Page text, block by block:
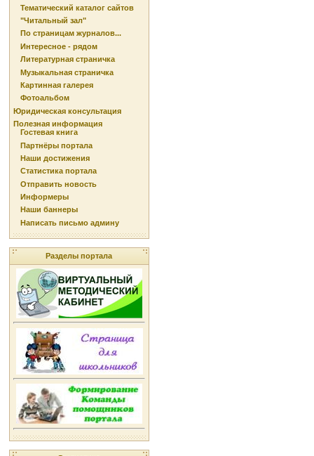
Тематический каталог сайтов
"Читальный зал"
По страницам журналов...
Интересное - рядом
Литературная страничка
Музыкальная страничка
Картинная галерея
Фотоальбом
Юридическая консультация
Полезная информация
Гостевая книга
Партнёры портала
Наши достижения
Статистика портала
Отправить новость
Информеры
Наши баннеры
Написать письмо админу
Разделы портала